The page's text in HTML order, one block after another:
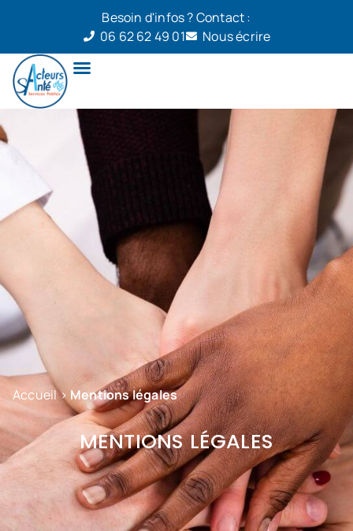
Besoin d'infos ? Contact :
06 62 62 49 01
Nous écrire
Accueil>Mentions légales
MENTIONS LÉGALES